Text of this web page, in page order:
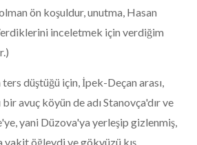
ön koşuldur, unutma, Hasan
inceletmek için verdiğim
düştüğü için, İpek-Deçan arası,
avuç köyün de adı Stanovça'dır ve
yani Düzova'ya yerleşip gizlenmiş,
vakit öğleydi ve gökyüzü kış